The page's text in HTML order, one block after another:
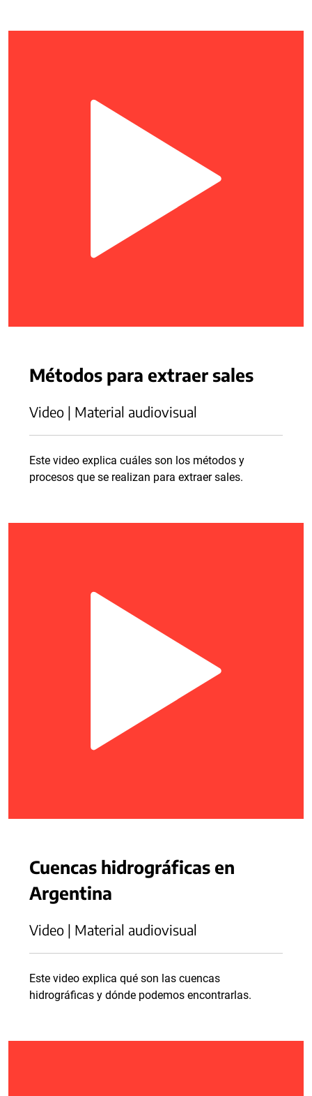
Métodos para extraer sales
Video | Material audiovisual
Este video explica cuáles son los métodos y
procesos que se realizan para extraer sales.
Cuencas hidrográficas en
Argentina
Video | Material audiovisual
Este video explica qué son las cuencas
hidrográficas y dónde podemos encontrarlas.